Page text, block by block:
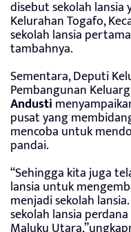
disebut sekolah
Kelurahan Togafo,
sekolah lansia
tambahnya.
Sementara, Deputi
Pembangunan
Andusti
pusat yang
mencoba untuk
pandai.
“Sehingga kita juga
lansia untuk
menjadi sekolah
sekolah lansia